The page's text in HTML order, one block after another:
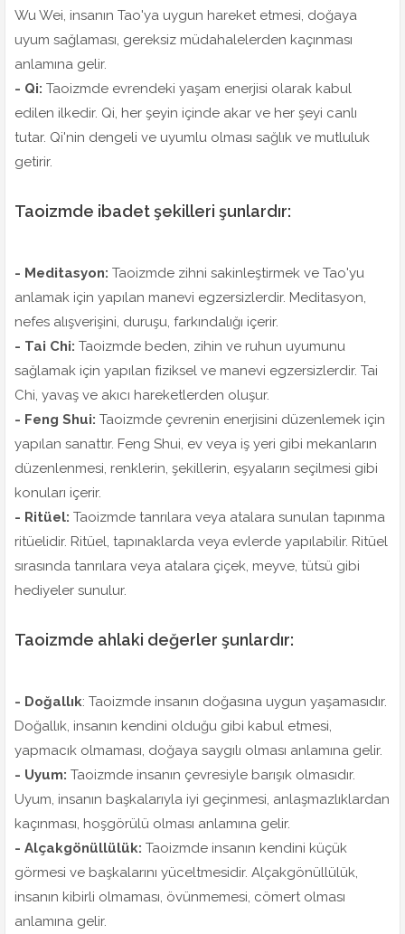
Wu Wei, insanın Tao'ya uygun hareket etmesi, doğaya
uyum sağlaması, gereksiz müdahalelerden kaçınması
anlamına gelir.
- Qi: Taoizmde evrendeki yaşam enerjisi olarak kabul
edilen ilkedir. Qi, her şeyin içinde akar ve her şeyi canlı
tutar. Qi'nin dengeli ve uyumlu olması sağlık ve mutluluk
getirir.
Taoizmde ibadet şekilleri şunlardır:
- Meditasyon: Taoizmde zihni sakinleştirmek ve Tao'yu
anlamak için yapılan manevi egzersizlerdir. Meditasyon,
nefes alışverişini, duruşu, farkındalığı içerir.
- Tai Chi: Taoizmde beden, zihin ve ruhun uyumunu
sağlamak için yapılan fiziksel ve manevi egzersizlerdir. Tai
Chi, yavaş ve akıcı hareketlerden oluşur.
- Feng Shui: Taoizmde çevrenin enerjisini düzenlemek için
yapılan sanattır. Feng Shui, ev veya iş yeri gibi mekanların
düzenlenmesi, renklerin, şekillerin, eşyaların seçilmesi gibi
konuları içerir.
- Ritüel: Taoizmde tanrılara veya atalara sunulan tapınma
ritüelidir. Ritüel, tapınaklarda veya evlerde yapılabilir. Ritüel
sırasında tanrılara veya atalara çiçek, meyve, tütsü gibi
hediyeler sunulur.
Taoizmde ahlaki değerler şunlardır:
- Doğallık: Taoizmde insanın doğasına uygun yaşamasıdır.
Doğallık, insanın kendini olduğu gibi kabul etmesi,
yapmacık olmaması, doğaya saygılı olması anlamına gelir.
- Uyum: Taoizmde insanın çevresiyle barışık olmasıdır.
Uyum, insanın başkalarıyla iyi geçinmesi, anlaşmazlıklardan
kaçınması, hoşgörülü olması anlamına gelir.
- Alçakgönüllülük: Taoizmde insanın kendini küçük
görmesi ve başkalarını yüceltmesidir. Alçakgönüllülük,
insanın kibirli olmaması, övünmemesi, cömert olması
anlamına gelir.